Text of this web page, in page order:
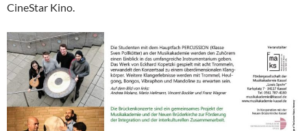
CineStar Kino.